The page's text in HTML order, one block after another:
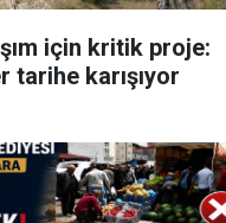
için kritik proje:
tarihe karışıyor